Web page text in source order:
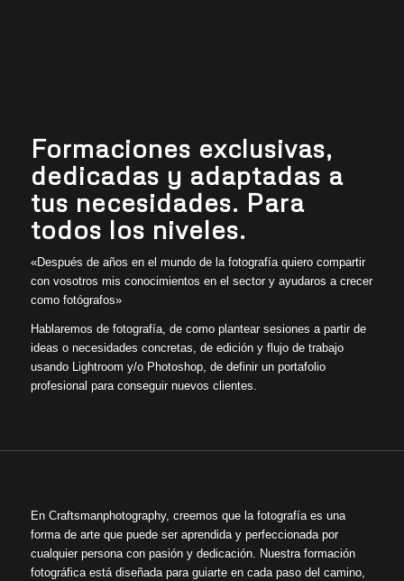
Formaciones exclusivas,
dedicadas y adaptadas a
tus necesidades. Para
todos los niveles.
«Después de años en el mundo de la fotografía quiero compartir
con vosotros mis conocimientos en el sector y ayudaros a crecer
como fotógrafos»
Hablaremos de fotografía, de como plantear sesiones a partir de
ideas o necesidades concretas, de edición y flujo de trabajo
usando Lightroom y/o Photoshop, de definir un portafolio
profesional para conseguir nuevos clientes.
En Craftsmanphotography, creemos que la fotografía es una
forma de arte que puede ser aprendida y perfeccionada por
cualquier persona con pasión y dedicación. Nuestra formación
fotográfica está diseñada para guiarte en cada paso del camino,